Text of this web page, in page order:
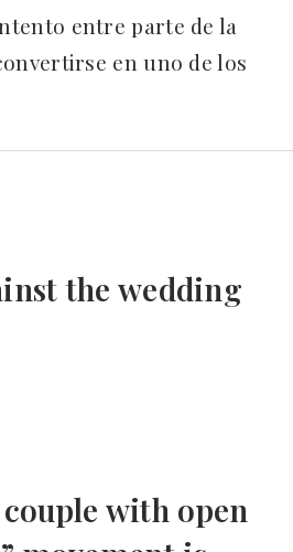
entre parte de la
en uno de los
the wedding
with open